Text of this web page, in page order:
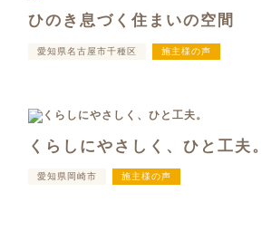
ひのき息づく住まいの空間
愛知県名古屋市千種区 施主様の声
くらしにやさしく、ひと工夫。
愛知県岡崎市 施主様の声